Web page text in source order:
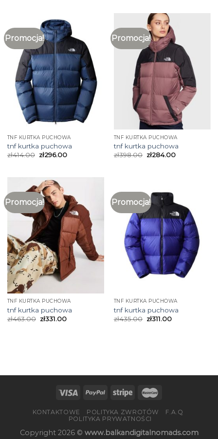
Promocja!
TNF KURTKA PUCHOWA
tnf kurtka puchowa
zł414.00 zł296.00
Promocja!
TNF KURTKA PUCHOWA
tnf kurtka puchowa
zł398.00 zł284.00
Promocja!
TNF KURTKA PUCHOWA
tnf kurtka puchowa
zł463.00 zł331.00
Promocja!
TNF KURTKA PUCHOWA
tnf kurtka puchowa
zł435.00 zł311.00
KONTAKTOWE POLITYKA ZWROTÓW
F.A.Q
POLITYKA PRYWATNOŚCI
Copyright 2026 © www.balkandigitalnomads.com